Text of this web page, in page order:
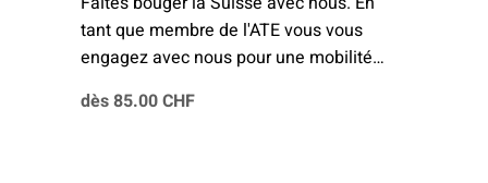
tant que membre de l'ATE vous vous
engagez avec nous pour une mobilité
l'environnement.
dès 85.00 CHF